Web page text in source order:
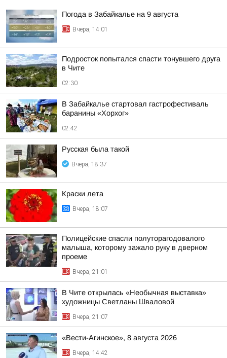
Погода в Забайкалье на 9 августа
Вчера, 14:01
Подросток попытался спасти тонувшего друга
в Чите
02:30
В Забайкалье стартовал гастрофестиваль
баранины «Хорхог»
02:42
Русская была такой
Вчера, 18:37
Краски лета
Вчера, 18:07
Полицейские спасли полуторагодовалого
малыша, которому зажало руку в дверном
проеме
Вчера, 21:01
В Чите открылась «Необычная выставка»
художницы Светланы Шваловой
Вчера, 21:07
«Вести-Агинское», 8 августа 2026
Вчера, 14:42